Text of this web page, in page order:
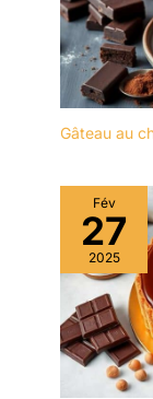
Gâteau au
Fév
27
2025